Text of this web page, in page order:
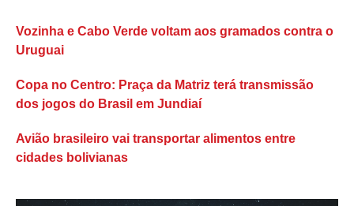
Vozinha e Cabo Verde voltam aos gramados contra o
Uruguai
Copa no Centro: Praça da Matriz terá transmissão
dos jogos do Brasil em Jundiaí
Avião brasileiro vai transportar alimentos entre
cidades bolivianas